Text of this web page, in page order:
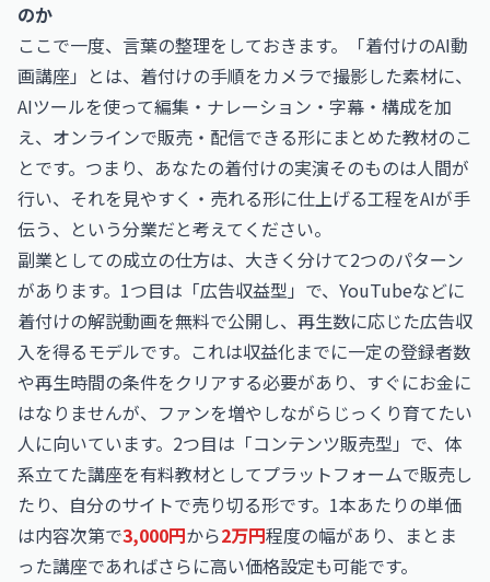
のか
ここで一度、言葉の整理をしておきます。「着付けのAI動
画講座」とは、着付けの手順をカメラで撮影した素材に、
AIツールを使って編集・ナレーション・字幕・構成を加
え、オンラインで販売・配信できる形にまとめた教材のこ
とです。つまり、あなたの着付けの実演そのものは人間が
行い、それを見やすく・売れる形に仕上げる工程をAIが手
伝う、という分業だと考えてください。
副業としての成立の仕方は、大きく分けて2つのパターン
があります。1つ目は「広告収益型」で、YouTubeなどに
着付けの解説動画を無料で公開し、再生数に応じた広告収
入を得るモデルです。これは収益化までに一定の登録者数
や再生時間の条件をクリアする必要があり、すぐにお金に
はなりませんが、ファンを増やしながらじっくり育てたい
人に向いています。2つ目は「コンテンツ販売型」で、体
系立てた講座を有料教材としてプラットフォームで販売し
たり、自分のサイトで売り切る形です。1本あたりの単価
は内容次第で3,000円から2万円程度の幅があり、まとま
った講座であればさらに高い価格設定も可能です。